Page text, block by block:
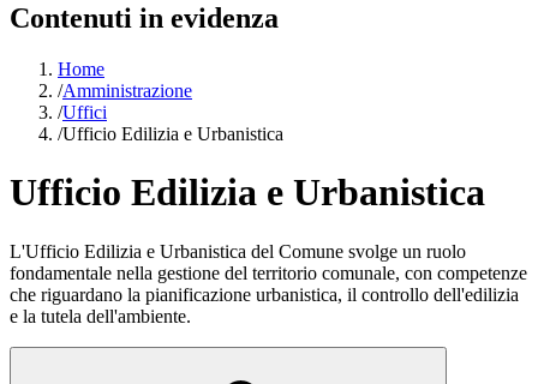
Contenuti in evidenza
Home
/Amministrazione
/Uffici
/Ufficio Edilizia e Urbanistica
Ufficio Edilizia e Urbanistica
L'Ufficio Edilizia e Urbanistica del Comune svolge un ruolo
fondamentale nella gestione del territorio comunale, con competenze
che riguardano la pianificazione urbanistica, il controllo dell'edilizia
e la tutela dell'ambiente.